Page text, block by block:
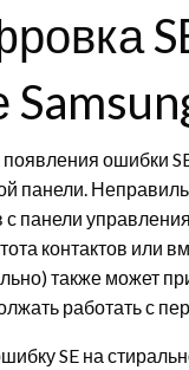
ошибки
панели.
с панели
контактов
также может
работать с
SE на